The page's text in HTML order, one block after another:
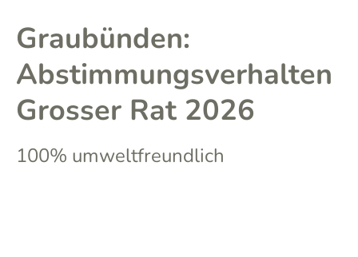
Graubünden:
Abstimmungsverhalten
Grosser Rat 2026
100% umweltfreundlich